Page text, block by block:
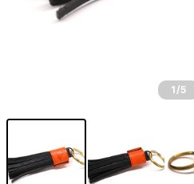
1 /5